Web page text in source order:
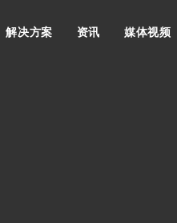
解决方案 资讯 媒体视频